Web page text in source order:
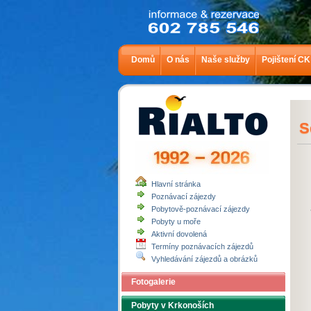
Domů O nás Naše služby Pojištení CK
Hlavní stránka
Poznávací zájezdy
Pobytově-poznávací zájezdy
Pobyty u moře
Aktivní dovolená
Termíny poznávacích zájezdů
Vyhledávání zájezdů a obrázků
Fotogalerie
Pobyty v Krkonoších